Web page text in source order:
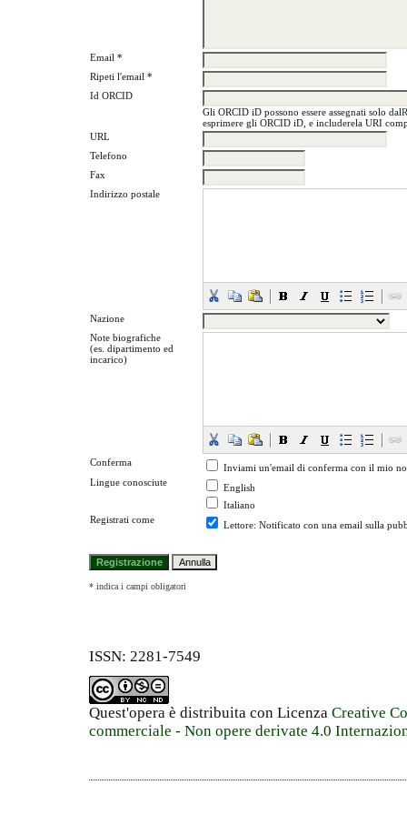
Email *
Ripeti l'email *
Id ORCID
Gli ORCID iD possono essere assegnati solo dal
esprimere gli ORCID iD, e includerela URI
URL
Telefono
Fax
Indirizzo postale
Nazione
Note biografiche
(es. dipartimento ed
incarico)
Conferma
Inviami un'email di conferma con il mio
Lingue conosciute
English
Italiano
Registrati come
Lettore: Notificato con una email sulla
* indica i campi obligatori
ISSN: 2281-7549
Quest'opera è distribuita con Licenza Creative
commerciale - Non opere derivate 4.0